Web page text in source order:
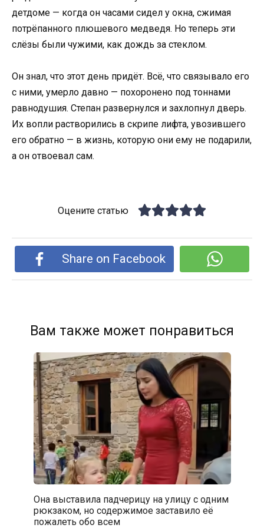
детдоме — когда он часами сидел у окна, сжимая
потрёпанного плюшевого медведя. Но теперь эти
слёзы были чужими, как дождь за стеклом.
Он знал, что этот день придёт. Всё, что связывало его
с ними, умерло давно — похоронено под тоннами
равнодушия. Степан развернулся и захлопнул дверь.
Их вопли растворились в скрипе лифта, увозившего
его обратно — в жизнь, которую они ему не подарили,
а он отвоевал сам.
Оцените статью
Share on Facebook
Вам также может понравиться
Она выставила падчерицу на улицу с одним
рюкзаком, но содержимое заставило её
пожалеть обо всем